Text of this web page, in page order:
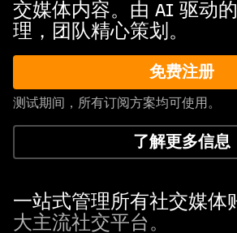
交媒体内容。由 AI 驱动
理，团队精心策划。
免费注册
测试期间，所有订阅方案均可使用。
了解更多信息
一站式管理所有社交媒体
大主流社交平台。